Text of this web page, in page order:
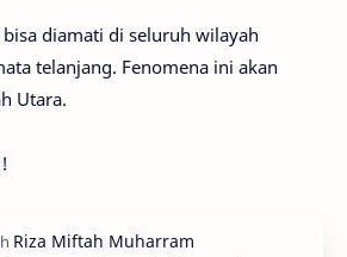
diamati di seluruh wilayah
telanjang. Fenomena ini akan
Utara.